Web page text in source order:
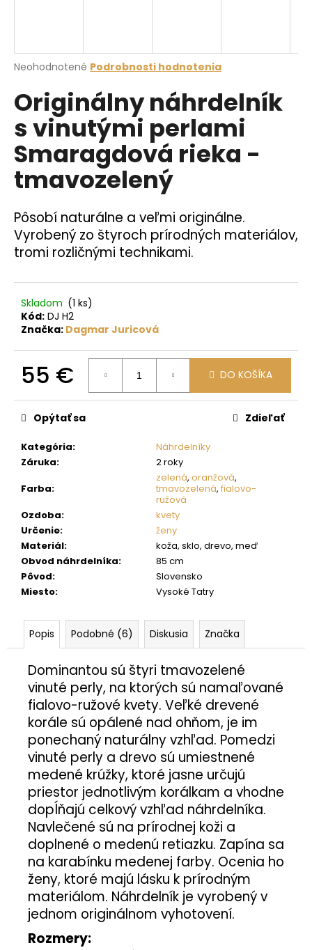
Priemerné
produktu
je
z
5
hviezdičiek.
Neohodnotené Podrobnosti hodnotenia
Originálny náhrdelník
s vinutými perlami
Smaragdová rieka -
tmavozelený
Pôsobí naturálne a veľmi originálne.
Vyrobený zo štyroch prírodných materiálov,
tromi rozličnými technikami.
Skladom (1 ks)
Kód: DJ H2
Značka: Dagmar Juricová
55 €
cena:
DO KOŠÍKA
Kategória:
Náhrdelníky
Záruka:
2 roky
Farba:
zelená, oranžová,
tmavozelená, fialovo-
ružová
Ozdoba:
kvety
Určenie:
ženy
Materiál:
koža, sklo, drevo, meď
Obvod náhrdelníka:
85 cm
Pôvod:
Slovensko
Miesto: Vysoké Tatry
Opýtať sa Zdieľať
Popis Podobné (6) Diskusia Značka
Dominantou sú štyri tmavozelené
vinuté perly, na ktorých sú namaľované
fialovo-ružové kvety. Veľké drevené
korále sú opálené nad ohňom, je im
ponechaný naturálny vzhľad. Pomedzi
vinuté perly a drevo sú umiestnené
medené krúžky, ktoré jasne určujú
priestor jednotlivým korálkam a vhodne
dopĺňajú celkový vzhľad náhrdelníka.
Navlečené sú na prírodnej koži a
doplnené o medenú retiazku. Zapína sa
na karabínku medenej farby. Ocenia ho
ženy, ktoré majú lásku k prírodným
materiálom. Náhrdelník je vyrobený v
jednom originálnom vyhotovení.
Rozmery:
s
ť
?
HĽADAŤ
O
d
p
r
ú
č
a